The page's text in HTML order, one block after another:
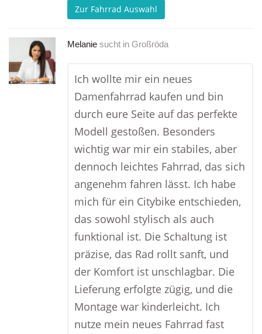
Zur Fahrrad Auswahl
Melanie sucht in Großröda
Ich wollte mir ein neues
Damenfahrrad kaufen und bin
durch eure Seite auf das perfekte
Modell gestoßen. Besonders
wichtig war mir ein stabiles, aber
dennoch leichtes Fahrrad, das sich
angenehm fahren lässt. Ich habe
mich für ein Citybike entschieden,
das sowohl stylisch als auch
funktional ist. Die Schaltung ist
präzise, das Rad rollt sanft, und
der Komfort ist unschlagbar. Die
Lieferung erfolgte zügig, und die
Montage war kinderleicht. Ich
nutze mein neues Fahrrad fast